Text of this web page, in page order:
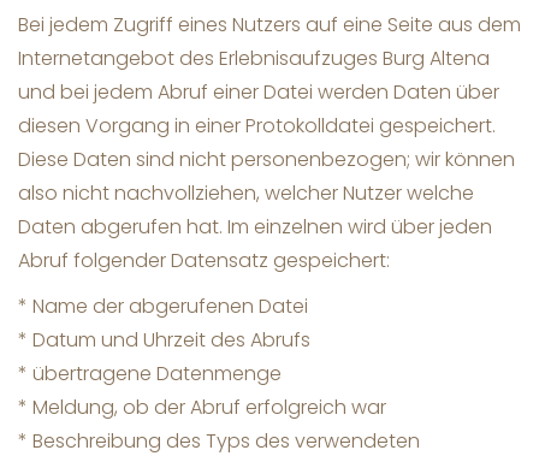
Bei jedem Zugriff eines Nutzers auf eine Seite aus dem
Internetangebot des Erlebnisaufzuges Burg Altena
und bei jedem Abruf einer Datei werden Daten über
diesen Vorgang in einer Protokolldatei gespeichert.
Diese Daten sind nicht personenbezogen; wir können
also nicht nachvollziehen, welcher Nutzer welche
Daten abgerufen hat. Im einzelnen wird über jeden
Abruf folgender Datensatz gespeichert:
* Name der abgerufenen Datei
* Datum und Uhrzeit des Abrufs
* übertragene Datenmenge
* Meldung, ob der Abruf erfolgreich war
* Beschreibung des Typs des verwendeten